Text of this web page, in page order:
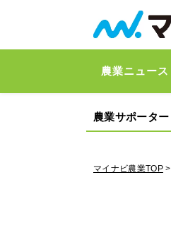
農業ニュース
農業サポーター
マイナビ農業TOP>